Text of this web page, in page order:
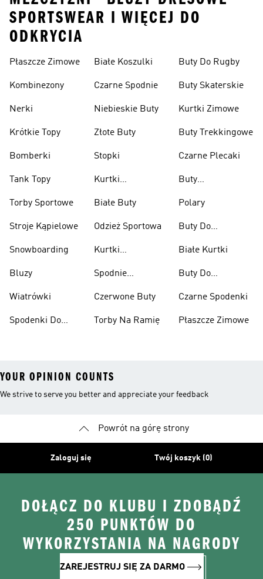
SPORTSWEAR I WIĘCEJ DO
ODKRYCIA
Płaszcze Zimowe
Kombinezony
Nerki
Krótkie Topy
Bomberki
Tank Topy
Torby Sportowe
Stroje Kąpielowe
Snowboarding
Bluzy
Wiatrówki
Spodenki Do
Białe Koszulki
Czarne Spodnie
Niebieskie Buty
Złote Buty
Stopki
Kurtki
Białe Buty
Odzież Sportowa
Kurtki
Spodnie
Czerwone Buty
Torby Na Ramię
Buty Do Rugby
Buty Skaterskie
Kurtki Zimowe
Buty Trekkingowe
Czarne Plecaki
Buty
Polary
Buty Do
Ciężarów
Białe Kurtki
Buty Do
Czarne Spodenki
Płaszcze Zimowe
YOUR OPINION COUNTS
We strive to serve you better and appreciate your feedback
Powrót na górę strony
Zaloguj się Twój koszyk (0)
DOŁĄCZ DO KLUBU I ZDOBĄDŹ
250 PUNKTÓW DO
WYKORZYSTANIA NA NAGRODY
ZAREJESTRUJ SIĘ ZA DARMO